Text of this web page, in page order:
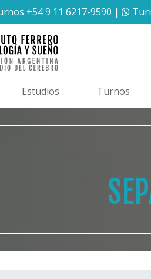
+54 9 11 6217-9590 |
Estudios Turnos